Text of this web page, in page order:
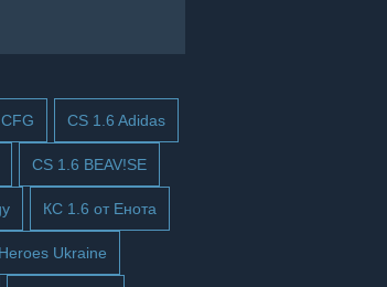
CS 1.6 Adidas
CS 1.6 BEAV!SE
КС 1.6 от Енота
Ukraine